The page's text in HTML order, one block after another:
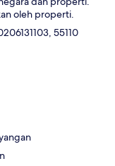
oleh properti.
55110